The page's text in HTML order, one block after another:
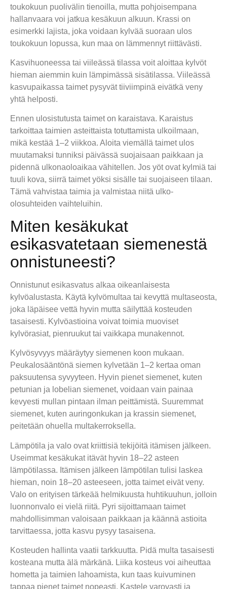
toukokuun puolivälin tienoilla, mutta pohjoisempana
hallanvaara voi jatkua kesäkuun alkuun. Krassi on
esimerkki lajista, joka voidaan kylvää suoraan ulos
toukokuun lopussa, kun maa on lämmennyt riittävästi.
Kasvihuoneessa tai viileässä tilassa voit aloittaa kylvöt
hieman aiemmin kuin lämpimässä sisätilassa. Viileässä
kasvupaikassa taimet pysyvät tiiviimpinä eivätkä veny
yhtä helposti.
Ennen ulosistutusta taimet on karaistava. Karaistus
tarkoittaa taimien asteittaista totuttamista ulkoilmaan,
mikä kestää 1–2 viikkoa. Aloita viemällä taimet ulos
muutamaksi tunniksi päivässä suojaisaan paikkaan ja
pidennä ulkonaoloaikaa vähitellen. Jos yöt ovat kylmiä tai
tuuli kova, siirrä taimet yöksi sisälle tai suojaiseen tilaan.
Tämä vahvistaa taimia ja valmistaa niitä ulko-
olosuhteiden vaihteluihin.
Miten kesäkukat
esikasvatetaan siemenestä
onnistuneesti?
Onnistunut esikasvatus alkaa oikeanlaisesta
kylvöalustasta. Käytä kylvömultaa tai kevyttä multaseosta,
joka läpäisee vettä hyvin mutta säilyttää kosteuden
tasaisesti. Kylvöastioina voivat toimia muoviset
kylvörasiat, pienruukut tai vaikkapa munakennot.
Kylvösyvyys määräytyy siemenen koon mukaan.
Peukalosääntönä siemen kylvetään 1–2 kertaa oman
paksuutensa syvyyteen. Hyvin pienet siemenet, kuten
petunian ja lobelian siemenet, voidaan vain painaa
kevyesti mullan pintaan ilman peittämistä. Suuremmat
siemenet, kuten auringonkukan ja krassin siemenet,
peitetään ohuella multakerroksella.
Lämpötila ja valo ovat kriittisiä tekijöitä itämisen jälkeen.
Useimmat kesäkukat itävät hyvin 18–22 asteen
lämpötilassa. Itämisen jälkeen lämpötilan tulisi laskea
hieman, noin 18–20 asteeseen, jotta taimet eivät veny.
Valo on erityisen tärkeää helmikuusta huhtikuuhun, jolloin
luonnonvalo ei vielä riitä. Pyri sijoittamaan taimet
mahdollisimman valoisaan paikkaan ja käännä astioita
tarvittaessa, jotta kasvu pysyy tasaisena.
Kosteuden hallinta vaatii tarkkuutta. Pidä multa tasaisesti
kosteana mutta älä märkänä. Liika kosteus voi aiheuttaa
hometta ja taimien lahoamista, kun taas kuivuminen
tappaa pienet taimet nopeasti. Kastele varovasti ja